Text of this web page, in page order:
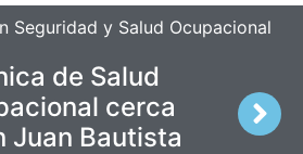
Seguridad y Salud Ocupacional
de Salud
cerca
Juan Bautista